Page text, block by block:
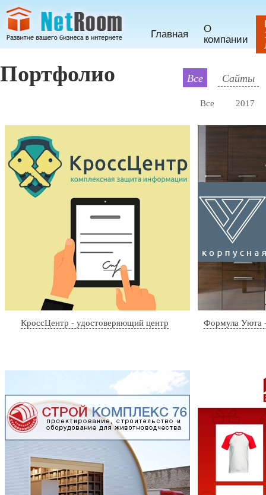
Главная
О
компании
Портфолио Все Сайты
Все 2017
КроссЦентр - удостоверяющий центр Формула Уюта